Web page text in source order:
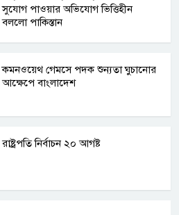
সুযোগ পাওয়ার অভিযোগ ভিত্তিহীন
বললো পাকিস্তান
কমনওয়েথ গেমসে পদক শুন্যতা ঘুচানোর
আক্ষেপে বাংলাদেশ
রাষ্ট্রপতি নির্বাচন ২০ আগষ্ট